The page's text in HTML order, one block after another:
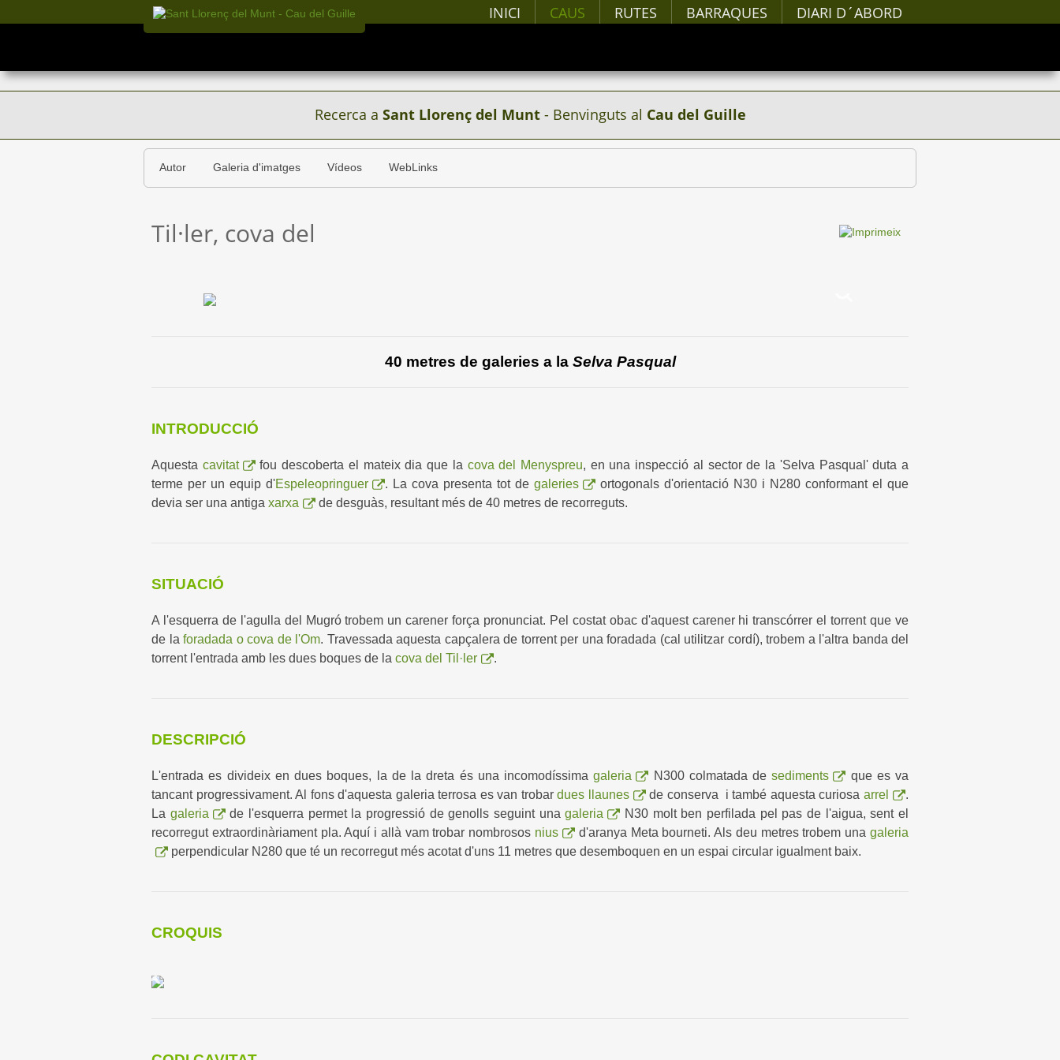
INICI CAUS RUTES BARRAQUES DIARI D´ABORD
Recerca a Sant Llorenç del Munt- Benvinguts al Cau del Guille
Autor Galeria d'imatges Vídeos WebLinks
Til·ler, cova del
40 metres de galeries a la Selva Pasqual
INTRODUCCIÓ
Aquesta cavitat fou descoberta el mateix dia que la cova del Menyspreu, en una inspecció al sector de la 'Selva Pasqual' duta a
terme per un equip d'Espeleopringuer . La cova presenta tot de galeries
ortogonals d'orientació N30 i N280 conformant el que
devia ser una antiga xarxa de desguàs, resultant més de 40 metres de recorreguts.
SITUACIÓ
A l'esquerra de l'agulla del Mugró trobem un carener força pronunciat. Pel costat obac d'aquest carener hi transcórrer el torrent que ve
de la foradada o cova de l'Om. Travessada aquesta capçalera de torrent per una foradada (cal utilitzar cordí), trobem a l'altra banda del
torrent l'entrada amb les dues boques de la cova del Til·ler .
DESCRIPCIÓ
L'entrada es divideix en dues boques, la de la dreta és una incomodíssimagaleria N300 colmatada desediments
que es va
tancant progressivament. Al fons d'aquesta galeria terrosa es van trobardues llaunes de conserva i també aquesta curiosaarrel
.
La galeria de l'esquerra permet la progressió de genolls seguint unagaleria
N30 molt ben perfilada pel pas de l'aigua, sent el
recorregut extraordinàriament pla. Aquí i allà vam trobar nombrosos nius d'aranya Meta bourneti. Als deu metres trobem una galeria
perpendicular N280 que té un recorregut més acotat d'uns 11 metres que desemboquen en un espai circular igualment baix.
CROQUIS